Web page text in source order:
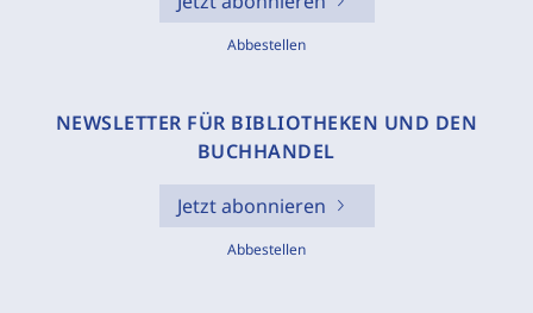
Abbestellen
NEWSLETTER FÜR BIBLIOTHEKEN UND DEN
BUCHHANDEL
Jetzt abonnieren
Abbestellen